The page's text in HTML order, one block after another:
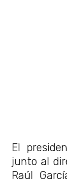
El
junto al
Raúl